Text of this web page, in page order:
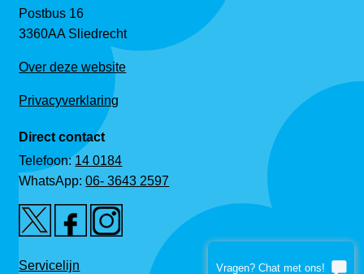
Postbus 16
3360AA Sliedrecht
Over deze website
Privacyverklaring
Direct contact
Telefoon:14 0184
WhatsApp:06- 3643 2597
Servicelijn